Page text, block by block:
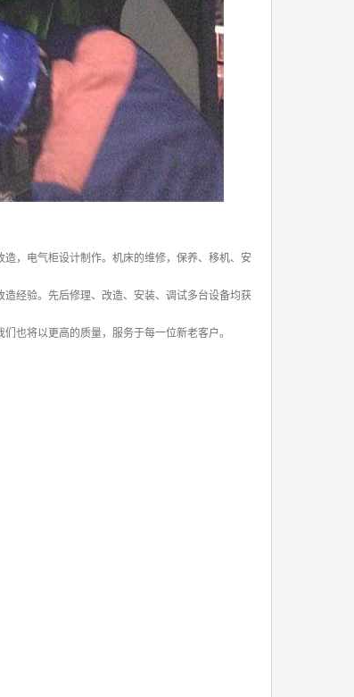
，电气柜设计制作。机床的维修，保养、移机、安
经验。先后修理、改造、安装、调试多台设备均获
也将以更高的质量，服务于每一位新老客户。